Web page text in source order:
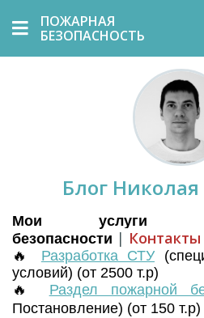
ПОЖАРНАЯ
БЕЗОПАСНОСТЬ
Блог
Мои услуги
безопасности |
🔥 Разработка СТУ (
условий) (от 2500 т.р)
🔥 Раздел пожарной
Постановление) (от 150 т.р)